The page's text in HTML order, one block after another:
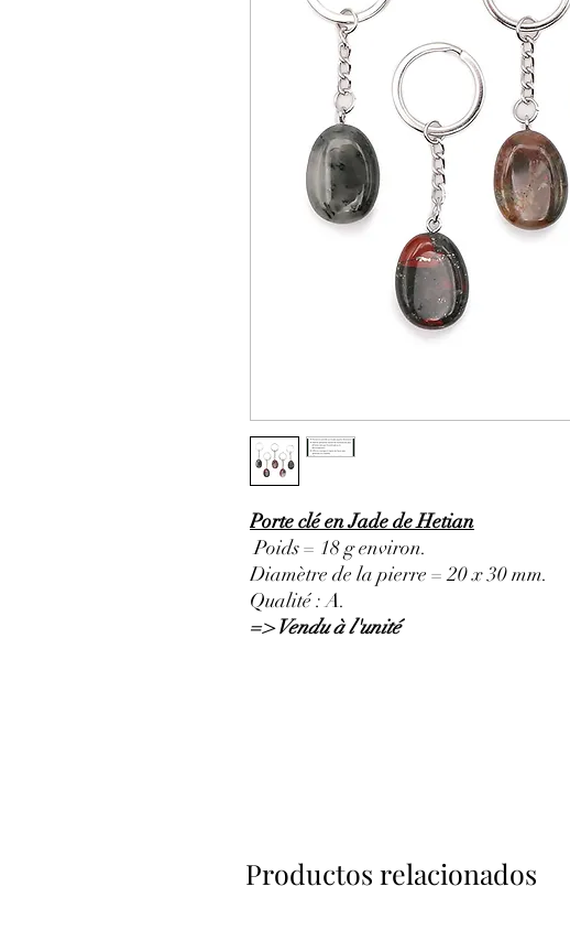
Porte clé en Jade de Hetian
Poids = 18 g environ.
Diamètre de la pierre = 20 x 30 mm.
Qualité : A.
=> Vendu à l'unité
Productos relacionados